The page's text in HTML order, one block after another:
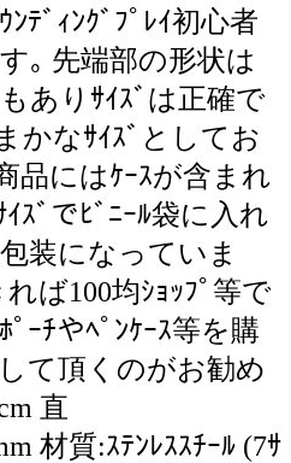
ﾃﾞｨﾝｸﾞﾌﾟﾚｲ初心者
｡ 先端部の形状は
ありｻｲｽﾞは正確で
かなｻｲｽﾞとしてお
品にはｹｰｽが含まれ
ｽﾞでﾋﾞﾆｰﾙ袋に入れ
装になっていま
ば100均ｼｮｯﾌﾟ等で
ｰﾁやﾍﾟﾝｹｰｽ等を購
て頂くのがお勧め
直
材質:ｽﾃﾝﾚｽｽﾁｰﾙ (7ｻ